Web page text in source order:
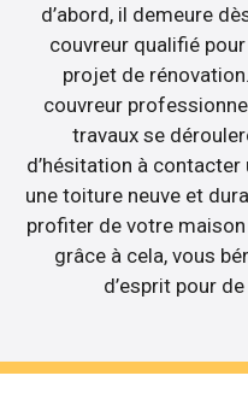
d’abord, il demeure
couvreur qualifié
projet de
couvreur
travaux se
d’hésitation à
une toiture neuve et
profiter de votre
grâce à cela, vous
d’esprit pour